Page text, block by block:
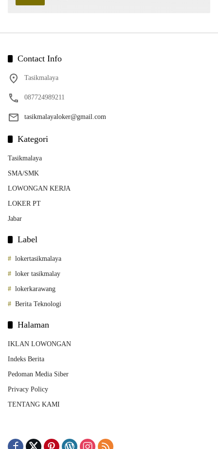
Contact Info
Tasikmalaya
087724989211
tasikmalayaloker@gmail.com
Kategori
Tasikmalaya
SMA/SMK
LOWONGAN KERJA
LOKER PT
Jabar
Label
lokertasikmalaya
loker tasikmalay
lokerkarawang
Berita Teknologi
Halaman
IKLAN LOWONGAN
Indeks Berita
Pedoman Media Siber
Privacy Policy
TENTANG KAMI